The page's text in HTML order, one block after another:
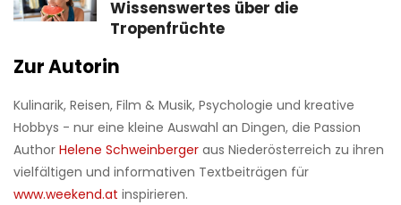
Wissenswertes über die
Tropenfrüchte
Zur Autorin
Kulinarik, Reisen, Film & Musik, Psychologie und kreative
Hobbys - nur eine kleine Auswahl an Dingen, die Passion
Author Helene Schweinberger aus Niederösterreich zu ihren
vielfältigen und informativen Textbeiträgen für
www.weekend.at inspirieren.